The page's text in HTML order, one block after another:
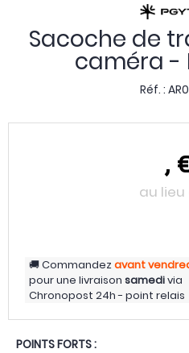
Sacoche de
caméra -
Réf. :
,
au lieu
Commandezavant
pour une livraison samedivia
Chronopost 24h - point relais
POINTS FORTS :